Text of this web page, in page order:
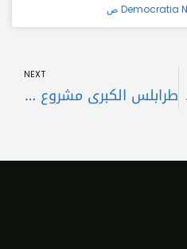
Democratia
NEXT
طرابلس الكبرى مشروع استثماري يصب في مصلحة لبنان ومحيطه العربي والمجتمع الدولي